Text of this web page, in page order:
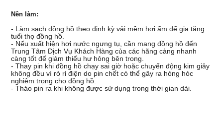
Nên làm:
- Làm sạch đồng hồ theo định kỳ vải mềm hơi ẩm để gia tăng
tuổi thọ đồng hồ.
- Nếu xuất hiện hơi nước ngưng tụ, cần mang đồng hồ đến
Trung Tâm Dịch Vụ Khách Hàng của các hãng càng nhanh
càng tốt để giảm thiểu hư hỏng bên trong.
- Thay pin khi đồng hồ chạy sai giờ hoặc chuyển động kim giây
không đều vì rò rỉ điện do pin chết có thể gây ra hỏng hóc
nghiêm trọng cho đồng hồ.
- Tháo pin ra khi không được sử dụng trong thời gian dài.